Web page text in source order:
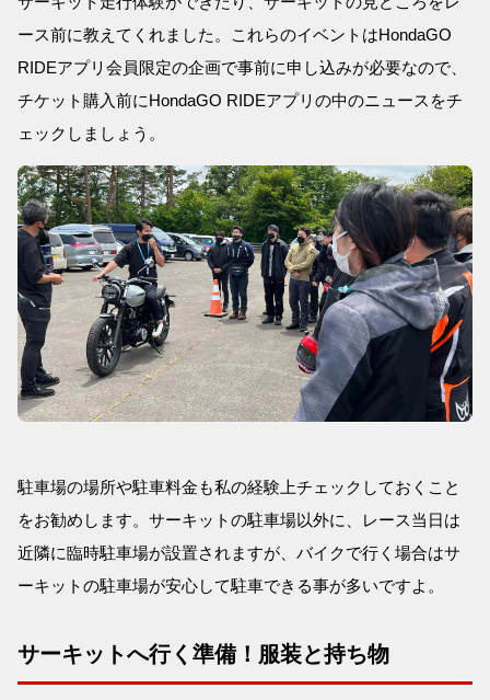
ース前に教えてくれました。これらのイベントはHondaGO
RIDEアプリ会員限定の企画で事前に申し込みが必要なので、
チケット購入前にHondaGO RIDEアプリの中のニュースをチ
ェックしましょう。
駐車場の場所や駐車料金も私の経験上チェックしておくこと
をお勧めします。サーキットの駐車場以外に、レース当日は
近隣に臨時駐車場が設置されますが、バイクで行く場合はサ
ーキットの駐車場が安心して駐車できる事が多いですよ。
サーキットへ行く準備！服装と持ち物